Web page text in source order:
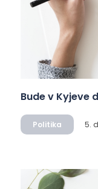
Bude v Kyjeve
Politika 5.